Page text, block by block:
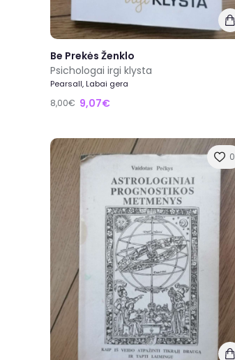
Be Prekės Ženklo
Psichologai irgi klysta
Pearsall, Labai gera
8,00€ 9,07€
0